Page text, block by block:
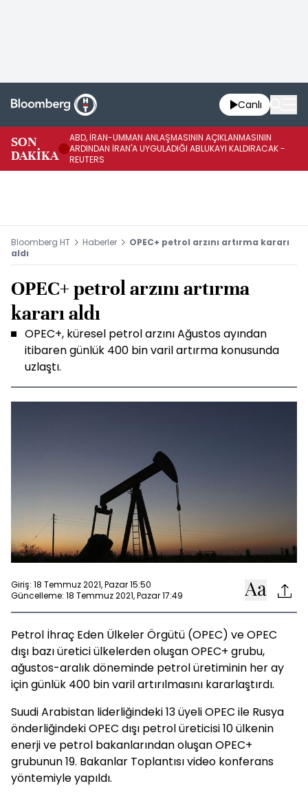
Canlı
SON
DAKİKA
ABD, İRAN-UMMAN ANLAŞMASININ AÇIKLANMASININ
ARDINDAN İRAN'A UYGULADIĞI ABLUKAYI KALDIRACAK -
REUTERS
Bloomberg HT Haberler
OPEC+ petrol arzını artırma kararı
aldı
OPEC+ petrol arzını artırma
kararı aldı
OPEC+, küresel petrol arzını Ağustos ayından
itibaren günlük 400 bin varil artırma konusunda
uzlaştı.
Giriş: 18 Temmuz 2021, Pazar 15:50
Güncelleme: 18 Temmuz 2021, Pazar 17:49
Petrol İhraç Eden Ülkeler Örgütü (OPEC) ve OPEC
dışı bazı üretici ülkelerden oluşan OPEC+ grubu,
ağustos-aralık döneminde petrol üretiminin her ay
için günlük 400 bin varil artırılmasını kararlaştırdı.
Suudi Arabistan liderliğindeki 13 üyeli OPEC ile Rusya
önderliğindeki OPEC dışı petrol üreticisi 10 ülkenin
enerji ve petrol bakanlarından oluşan OPEC+
grubunun 19. Bakanlar Toplantısı video konferans
yöntemiyle yapıldı.